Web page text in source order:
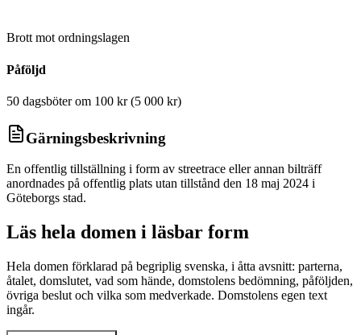
Brott mot ordningslagen
Påföljd
50 dagsböter om 100 kr (5 000 kr)
Gärningsbeskrivning
En offentlig tillställning i form av streetrace eller annan bilträff
anordnades på offentlig plats utan tillstånd den 18 maj 2024 i
Göteborgs stad.
Läs hela domen i läsbar form
Hela domen förklarad på begriplig svenska, i åtta avsnitt: parterna,
åtalet, domslutet, vad som hände, domstolens bedömning, påföljden,
övriga beslut och vilka som medverkade. Domstolens egen text
ingår.